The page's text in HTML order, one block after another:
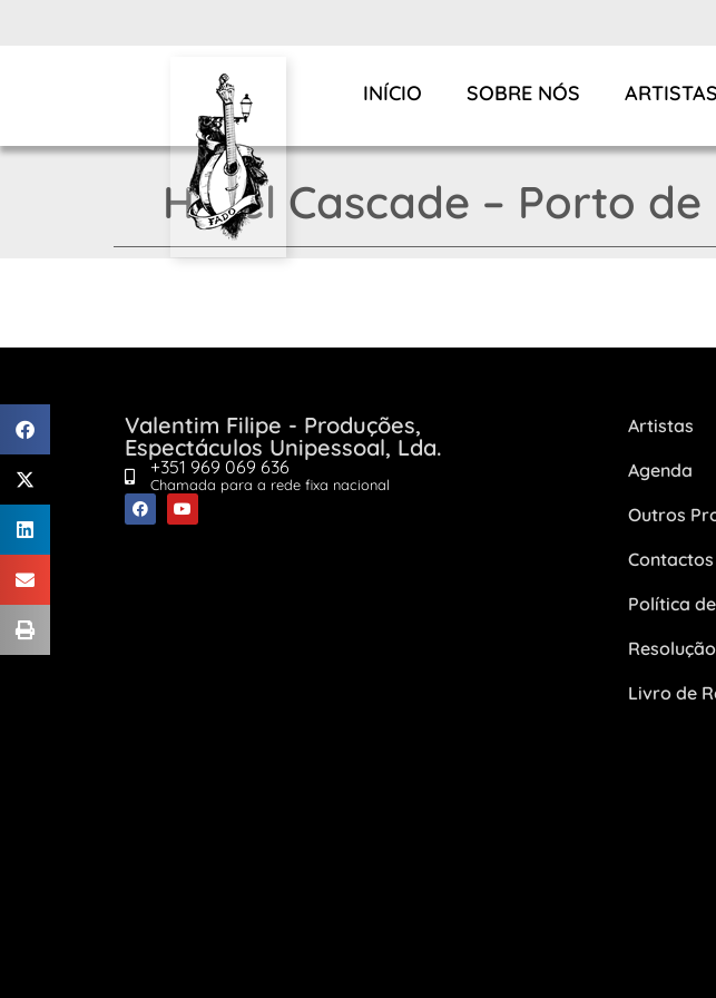
INÍCIO SOBRE NÓS ARTISTAS
Hotel Cascade – Porto
Valentim Filipe - Produções,
Espectáculos Unipessoal, Lda.
+351 969 069 636
Chamada para a rede fixa nacional
Artistas
Agenda
Outros
Contactos
Política
Livro de